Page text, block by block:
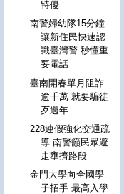
特優
南警婦幼隊15分鐘
讓新住民快速認
識臺灣警 秒懂重
要電話
臺南開春單月阻詐
逾千萬 就要騙徒
歹過年
228連假強化交通疏
導 南警籲民眾避
走壅擠路段
金門大學向全國學
子招手 最高入學